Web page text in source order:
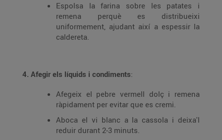
Espolsa la farina sobre les patates i
remena perquè es distribueixi
uniformement, ajudant així a espessir la
caldereta.
4. Afegir els líquids i condiments:
Afegeix el pebre vermell dolç i remena
ràpidament per evitar que es cremi.
Aboca el vi blanc a la cassola i deixa'l
reduir durant 2-3 minuts.